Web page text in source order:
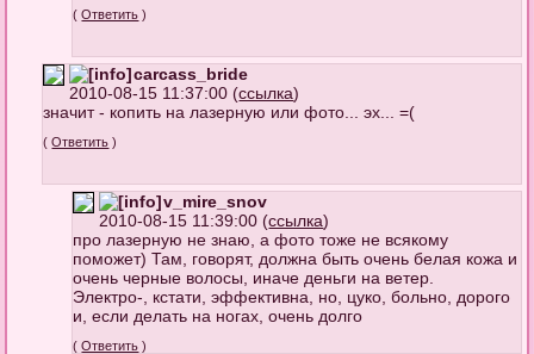
(Ответить )
carcass_bride
2010-08-15 11:37:00 (ссылка)
значит - копить на лазерную или фото... эх... =(
(Ответить )
v_mire_snov
2010-08-15 11:39:00 (ссылка)
про лазерную не знаю, а фото тоже не всякому
поможет) Там, говорят, должна быть очень белая кожа и
очень черные волосы, иначе деньги на ветер.
Электро-, кстати, эффективна, но, цуко, больно, дорого
и, если делать на ногах, очень долго
(Ответить )